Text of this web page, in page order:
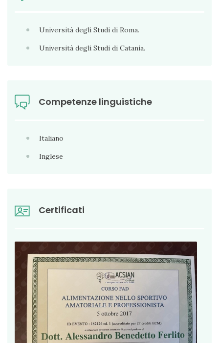
Università degli Studi di Roma.
Università degli Studi di Catania.
Competenze linguistiche
Italiano
Inglese
Certificati